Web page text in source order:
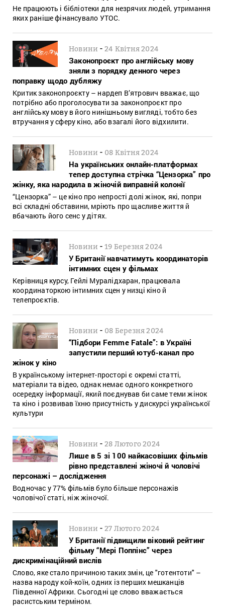
Не працюють і бібліотеки для незрячих людей, утримання
яких раніше фінансувало УТОС.
Новини -24 Квітня 2024
Законопроєкт про англійську мову
зняли з порядку денного через
поправку щодо дубляжу
Критик законопроєкту – нардеп В’ятрович вважає, що
потрібно або проголосувати за законопроєкт про
англійську мову в його нинішньому вигляді, тобто без
втручання у сферу кіно, або взагалі його відхилити.
Новини - 08 Квітня 2024
На українських онлайн-платформах
тепер доступна стрічка “Цензорка” про
жінку, яка народила в жіночій виправній колонії
“Цензорка” – це кіно про непрості долі жінок, які, попри
всі складні обставини, мріють про щасливе життя й
вбачають його сенс у дітях.
Новини -19 Березня 2024
У Британії навчатимуть координаторів
інтимних сцен у фільмах
Керівниця курсу, Гейлі Муралідхаран, працювала
координаторкою інтимних сцен у низці кіно й
телепроєктів.
Новини - 08 Березня 2024
“Підбори Femme Fatale”: в Україні
запустили перший ютуб-канал про
жінок у кіно
В українському інтернет-просторі є окремі статті,
матеріали та відео, однак немає одного конкретного
осередку інформації, який поєднував би саме теми жінок
та кіно і розвивав їхню присутність у дискурсі української
культури
Новини -28 Лютого 2024
Лише в 5 зі 100 найкасовіших фільмів
рівно представлені жіночі й чоловічі
персонажі – дослідження
Водночас у 77% фільмів було більше персонажів
чоловічої статі, ніж жіночої.
Новини -27 Лютого 2024
У Британії підвищили віковий рейтинг
фільму “Мері Поппінс” через
дискримінаційний вислів
Слово, яке стало причиною таких змін, це "готентоти" –
назва народу кой-коїн, одних із перших мешканців
Південної Африки. Сьогодні це слово вважається
расистським терміном.